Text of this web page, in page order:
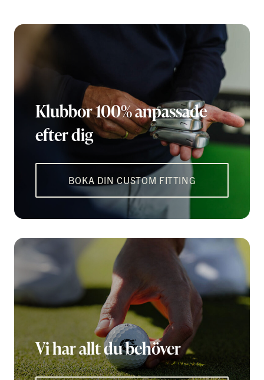
Klubbor 100% anpassade
efter dig
BOKA DIN CUSTOM FITTING
Vi har allt du behöver